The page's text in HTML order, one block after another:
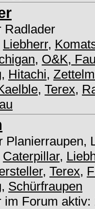
Radlader
Liebherr,
, O&K,
, Hitachi,
, Terex,
Planierraupen,
Caterpillar,
, Terex,
, Schürfraupen
im Forum aktiv: